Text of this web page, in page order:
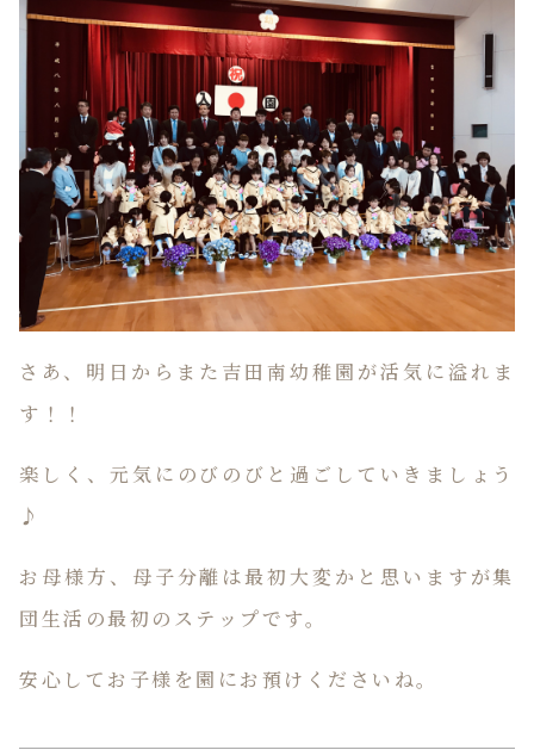
さあ、明日からまた吉田南幼稚園が活気に溢れま
す！！
楽しく、元気にのびのびと過ごしていきましょう
♪
お母様方、母子分離は最初大変かと思いますが集
団生活の最初のステップです。
安心してお子様を園にお預けくださいね。